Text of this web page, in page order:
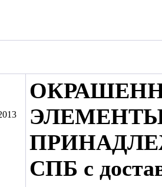
СПБ с